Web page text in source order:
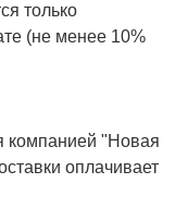
только
(не менее 10%
компанией "Новая
оплачивает